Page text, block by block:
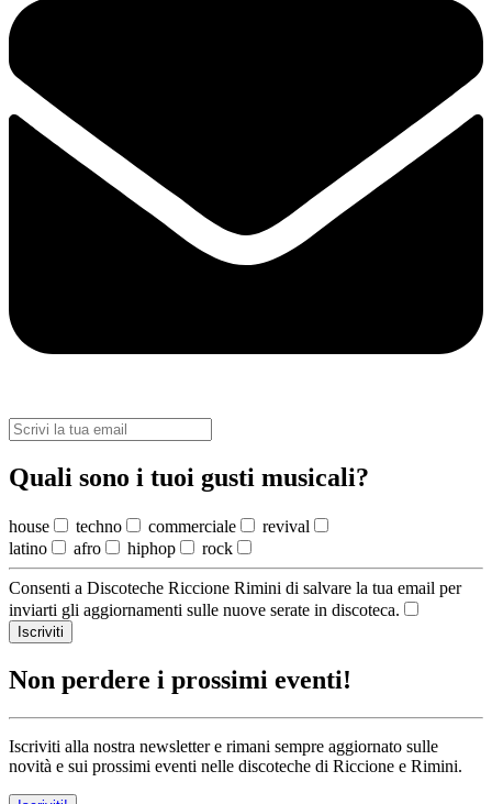
Quali sono i tuoi gusti musicali?
house techno commerciale
revival
latino
afro hiphop rock
Consenti a Discoteche Riccione Rimini di salvare la tua email per
inviarti gli aggiornamenti sulle nuove serate in discoteca.
Iscriviti
Non perdere i prossimi eventi!
Iscriviti alla nostra newsletter e rimani sempre aggiornato sulle
novità e sui prossimi eventi nelle discoteche di Riccione e Rimini.